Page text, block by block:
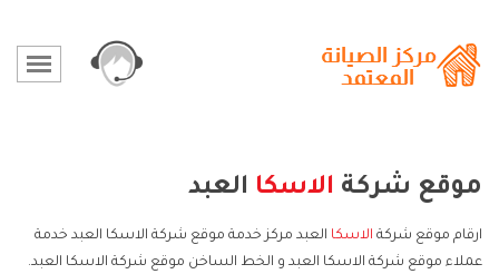
موقع شركة الاسكا العبد
ارقام موقع شركة الاسكا العبد مركز خدمة موقع شركة الاسكا العبد خدمة
عملاء موقع شركة الاسكا العبد و الخط الساخن موقع شركة الاسكا العبد.